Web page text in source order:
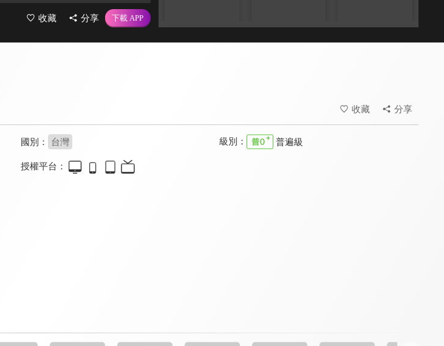
收藏 分享
9.8
家庭8點檔轉轉發現愛 真愛在我家
收藏 分享
國別： 台灣 級別： 普遍級
授權平台：